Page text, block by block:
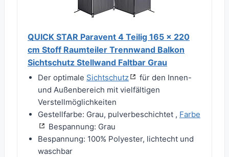
QUICK STAR Paravent 4 Teilig 165 x 220
cm Stoff Raumteiler Trennwand Balkon
Sichtschutz Stellwand Faltbar Grau
Der optimale Sichtschutz
für den Innen-
und Außenbereich mit vielfältigen
Verstellmöglichkeiten
Gestellfarbe: Grau, pulverbeschichtet , Farbe
Bespannung: Grau
Bespannung: 100% Polyester, lichtecht und
waschbar